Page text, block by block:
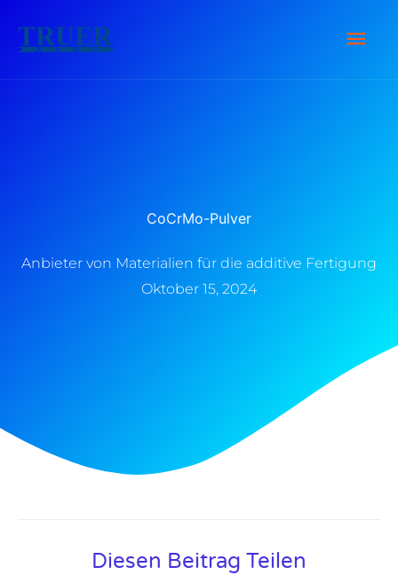
Inhalt
CoCrMo-Pulver
Anbieter von Materialien für die additive Fertigung
Oktober 15, 2024
Diesen Beitrag Teilen